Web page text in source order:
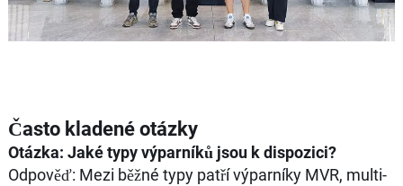
Často kladené otázky
Otázka: Jaké typy výparníků jsou k dispozici?
Odpověď: Mezi běžné typy patří výparníky MVR, multi-